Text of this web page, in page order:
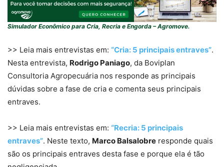
Simulador Econômico para Cria, Recria e Engorda – Agromove.
>> Leia mais entrevistas em: “Cria: 5 principais entraves”.
Nesta entrevista, Rodrigo Paniago, da Boviplan
Consultoria Agropecuária nos responde as principais
dúvidas sobre a fase de cria e comenta seus principais
entraves.
>> Leia mais entrevistas em: “Recria: 5 principais
entraves”. Neste texto, Marco Balsalobre responde quais
são os principais entraves desta fase e porque ela é tão